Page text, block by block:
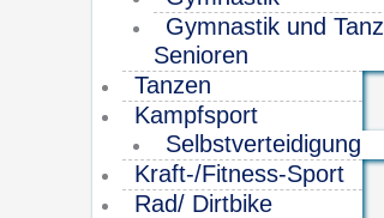
Gymnastik und Tanz
Senioren
Tanzen
Kampfsport
Selbstverteidigung
Kraft-/Fitness-Sport
Rad/ Dirtbike